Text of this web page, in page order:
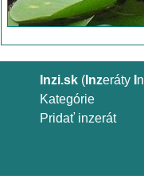
Inzi.sk ( Inzeráty
Kategórie
Pridať inzerát